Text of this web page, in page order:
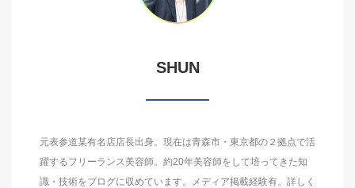
SHUN
元表参道某有名店店長出身。現在は青森市・東京都の２拠点で活
躍するフリーランス美容師。約20年美容師をして培ってきた知
識・技術をブログに収めています。メディア掲載経験有。詳しく